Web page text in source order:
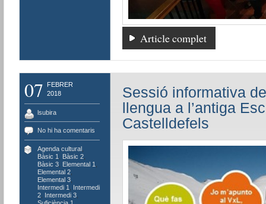
Article complet
07
FEBRER
2018
lsubira
No hi ha comentaris
Agenda cultural,
Bàsic 1
Bàsic 2,
Bàsic 3, Elemental 1
Elemental 2,
Elemental 3,
Intermedi 1
Intermedi
2, Intermedi 3,
Sessió informativa
llengua a l’antiga
Castelldefels